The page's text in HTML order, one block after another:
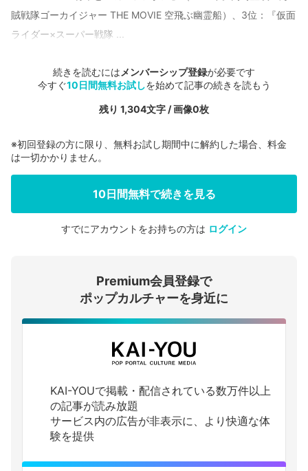
賊戦隊ゴーカイジャー THE MOVIE 空飛ぶ幽霊船）、3位：『仮面
ライダー×スーパー戦隊 ...
続きを読むには メンバーシップ登録が必要です
今すぐ10日間無料お試しを始めて記事の続きを読もう
残り 1,304文字 / 画像0枚
会員登録する
ログインする
※初回登録の方に限り、無料お試し期間中に解約した場合、料金
は一切かかりません。
10日間無料で続きを見る
すでにアカウントをお持ちの方は ログイン
Premium会員登録で
ポップカルチャーを身近に
KAI-YOUで掲載・配信されている数万件以上
の記事が読み放題
サービス内の広告が非表示に、より快適な体
験を提供